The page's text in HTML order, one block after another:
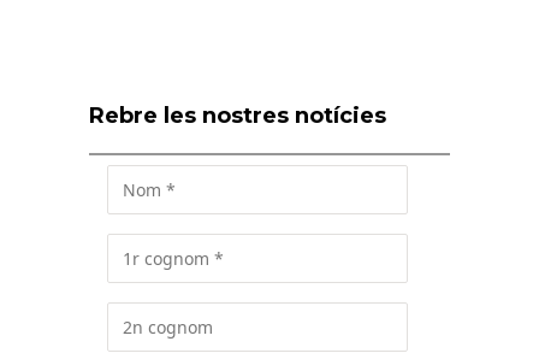
Rebre les nostres notícies